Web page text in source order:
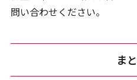
問い合わせください。
ま